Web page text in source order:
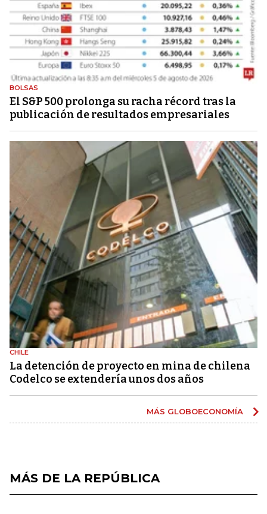
BOLSAS
El S&P 500 prolonga su racha récord tras la
publicación de resultados empresariales
CHILE
La detención de proyecto en mina de chilena
Codelco se extendería unos dos años
MÁS GLOBOECONOMÍA
MÁS DE LA REPÚBLICA